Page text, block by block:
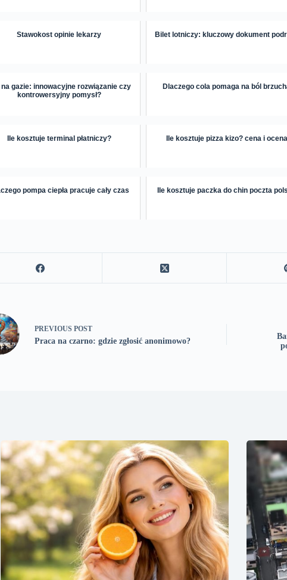
Stawokost opinie lekarzy Bilet lotniczy: kluczowy dokument
na gazie: innowacyjne rozwiązanie czy
kontrowersyjny pomysł?
Dlaczego cola pomaga na ból
Ile kosztuje terminal płatniczy? Ile kosztuje pizza kizo? cena i ocena
pompa ciepła pracuje cały czas Ile kosztuje paczka do chin poczta
PREVIOUS POST
Praca na czarno: gdzie zgłosić anonimowo?